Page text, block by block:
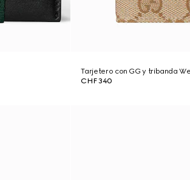
Tarjetero con GG y tribanda
CHF 340